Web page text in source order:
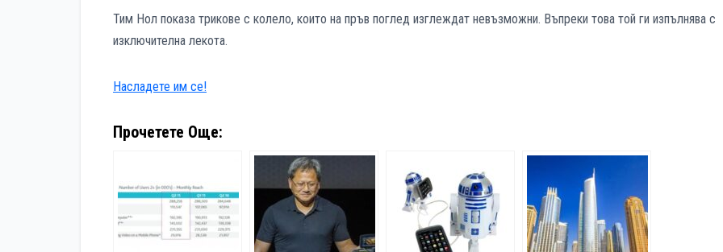
Тим Нол показа трикове с колело, които на пръв поглед изглеждат невъзможни. Въпреки това той ги изпълнява с
изключителна лекота.
Насладете им се!
Прочетете Още: